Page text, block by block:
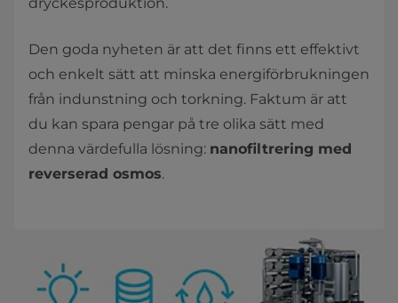
Den goda nyheten är att det finns ett effektivt
och enkelt sätt att minska energiförbrukningen
från indunstning och torkning. Faktum är att
du kan spara pengar på tre olika sätt med
denna värdefulla lösning: nanofiltrering med
reverserad osmos.